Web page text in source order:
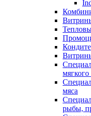
мяса
рыбы,